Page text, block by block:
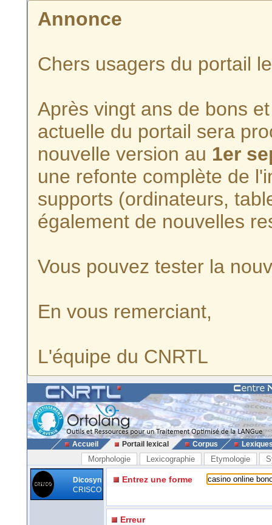
Annonce
Chers usagers du portail
Après vingt ans de bons
actuelle du portail sera
nouvelle version au 1er
une refonte complète de
supports (ordinateurs,
également de nouvelles
Vous pouvez tester la
En vous remerciant,
L'équipe du CNRTL
Accueil Portail lexical Corpus
Morphologie Lexicographie Etymologie
Dicosyn
CRISCO
Entrez une forme
Erreur